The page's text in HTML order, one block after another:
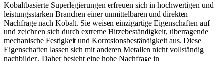
Kobaltbasierte Superlegierungen erfreuen sich in hochwertigen und
leistungsstarken Branchen einer unmittelbaren und direkten
Nachfrage nach Kobalt. Sie weisen einzigartige Eigenschaften auf
und zeichnen sich durch extreme Hitzebeständigkeit, überragende
mechanische Festigkeit und Korrosionsbeständigkeit aus. Diese
Eigenschaften lassen sich mit anderen Metallen nicht vollständig
nachbilden. Daher besteht eine hohe Nachfrage in